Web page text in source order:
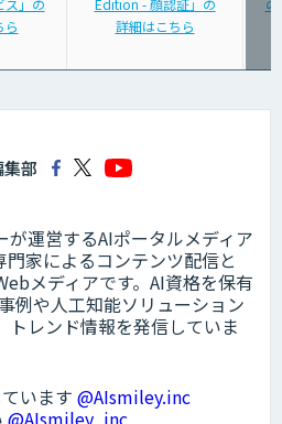
ら
詳細はこちら
部
が運営するAIポータルメディア
門家によるコンテンツ配信と
メディアです。AI資格を保有
例や人工知能ソリューション
トレンド情報を発信していま
います @AIsmiley.inc